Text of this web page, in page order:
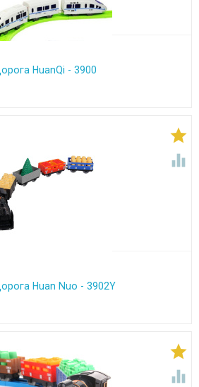
HuanQi - 3900


Huan Nuo - 3902Y

